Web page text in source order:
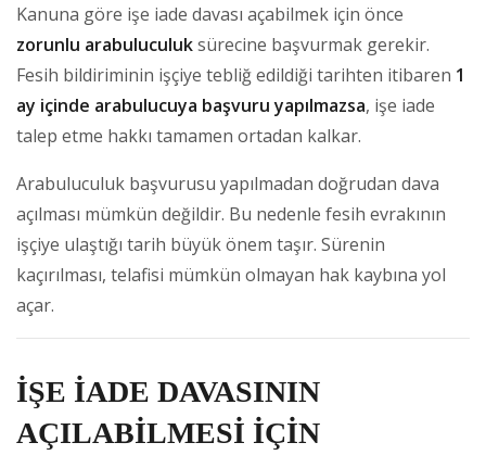
Kanuna göre işe iade davası açabilmek için önce
zorunlu arabuluculuksürecine başvurmak gerekir.
Fesih bildiriminin işçiye tebliğ edildiği tarihten itibaren 1
ay içinde arabulucuya başvuru yapılmazsa, işe iade
talep etme hakkı tamamen ortadan kalkar.
Arabuluculuk başvurusu yapılmadan doğrudan dava
açılması mümkün değildir. Bu nedenle fesih evrakının
işçiye ulaştığı tarih büyük önem taşır. Sürenin
kaçırılması, telafisi mümkün olmayan hak kaybına yol
açar.
İŞE İADE DAVASININ
AÇILABİLMESİ İÇİN